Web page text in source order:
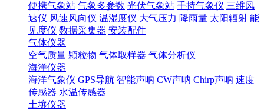
便携气象站 气象多参数 光伏气象站 手持气象仪 三维风
速仪 风速风向仪 温湿度仪 大气压力 降雨量 太阳辐射 能
见度仪 数据采集器 安装配件
气体仪器
空气质量 颗粒物 气体取样器 气体分析仪
海洋仪器
海洋气象仪 GPS导航 智能声呐 CW声呐 Chirp声呐 速度
传感器 水温传感器
土壤仪器